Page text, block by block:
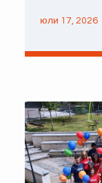
юли 17, 2026